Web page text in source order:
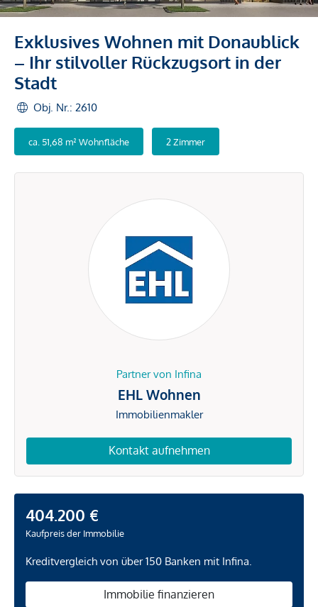
Exklusives Wohnen mit Donaublick
– Ihr stilvoller Rückzugsort in der
Stadt
Obj. Nr.: 2610
ca. 51,68 m² Wohnfläche 2 Zimmer
Partner von Infina
EHL Wohnen
Immobilienmakler
Kontakt aufnehmen
404.200 €
Kaufpreis der Immobilie
Kreditvergleich von über 150 Banken mit Infina.
Immobilie finanzieren